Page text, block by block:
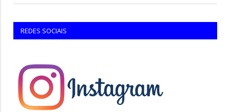
REDES SOCIAIS